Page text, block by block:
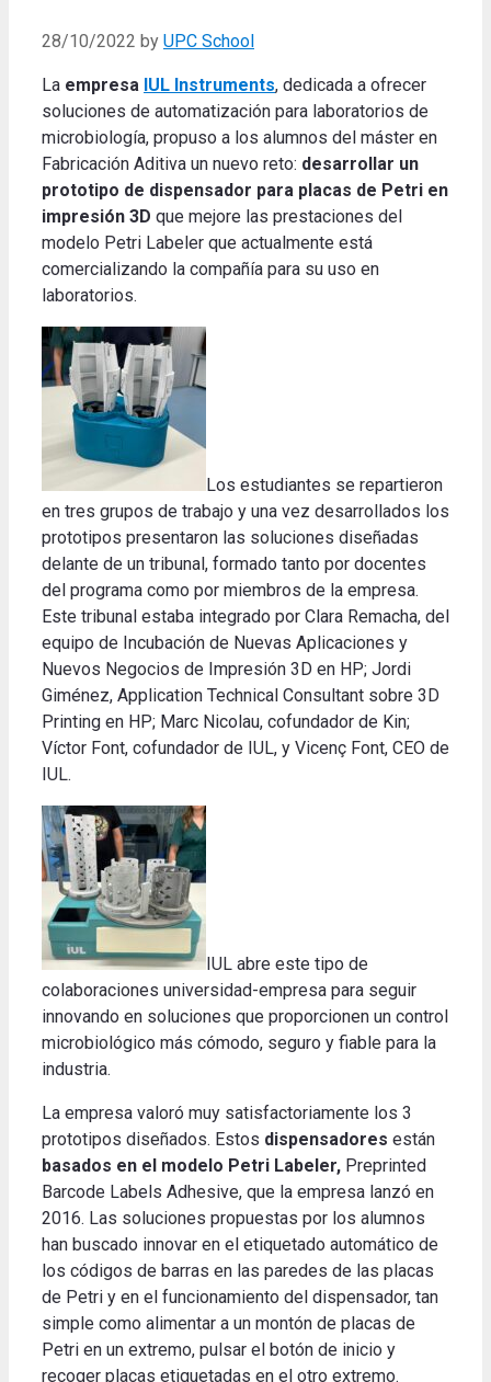
28/10/2022 by UPC School
La empresa IUL Instruments, dedicada a ofrecer
soluciones de automatización para laboratorios de
microbiología, propuso a los alumnos del máster en
Fabricación Aditiva un nuevo reto: desarrollar un
prototipo de dispensador para placas de Petri en
impresión 3D que mejore las prestaciones del
modelo Petri Labeler que actualmente está
comercializando la compañía para su uso en
laboratorios.
Los estudiantes se repartieron
en tres grupos de trabajo y una vez desarrollados los
prototipos presentaron las soluciones diseñadas
delante de un tribunal, formado tanto por docentes
del programa como por miembros de la empresa.
Este tribunal estaba integrado por Clara Remacha, del
equipo de Incubación de Nuevas Aplicaciones y
Nuevos Negocios de Impresión 3D en HP; Jordi
Giménez, Application Technical Consultant sobre 3D
Printing en HP; Marc Nicolau, cofundador de Kin;
Víctor Font, cofundador de IUL, y Vicenç Font, CEO de
IUL.
IUL abre este tipo de
colaboraciones universidad-empresa para seguir
innovando en soluciones que proporcionen un control
microbiológico más cómodo, seguro y fiable para la
industria.
La empresa valoró muy satisfactoriamente los 3
prototipos diseñados. Estos dispensadores están
basados ​​en el modelo Petri Labeler, Preprinted
Barcode Labels Adhesive, que la empresa lanzó en
2016. Las soluciones propuestas por los alumnos
han buscado innovar en el etiquetado automático de
los códigos de barras en las paredes de las placas
de Petri y en el funcionamiento del dispensador, tan
simple como alimentar a un montón de placas de
Petri en un extremo, pulsar el botón de inicio y
recoger placas etiquetadas en el otro extremo.